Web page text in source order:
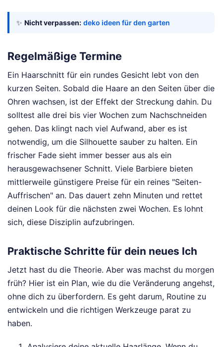
✨ Nicht verpassen: deko ideen für den garten
Regelmäßige Termine
Ein Haarschnitt für ein rundes Gesicht lebt von den
kurzen Seiten. Sobald die Haare an den Seiten über die
Ohren wachsen, ist der Effekt der Streckung dahin. Du
solltest alle drei bis vier Wochen zum Nachschneiden
gehen. Das klingt nach viel Aufwand, aber es ist
notwendig, um die Silhouette sauber zu halten. Ein
frischer Fade sieht immer besser aus als ein
herausgewachsener Schnitt. Viele Barbiere bieten
mittlerweile günstigere Preise für ein reines "Seiten-
Auffrischen" an. Das dauert zehn Minuten und rettet
deinen Look für die nächsten zwei Wochen. Es lohnt
sich, diese Disziplin aufzubringen.
Praktische Schritte für dein neues Ich
Jetzt hast du die Theorie. Aber was machst du morgen
früh? Hier ist ein Plan, wie du die Veränderung angehst,
ohne dich zu überfordern. Es geht darum, Routine zu
entwickeln und die richtigen Werkzeuge parat zu
haben.